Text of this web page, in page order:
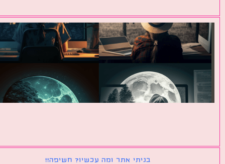
בניתי אתר ומה עכשיו? חשיפה!!